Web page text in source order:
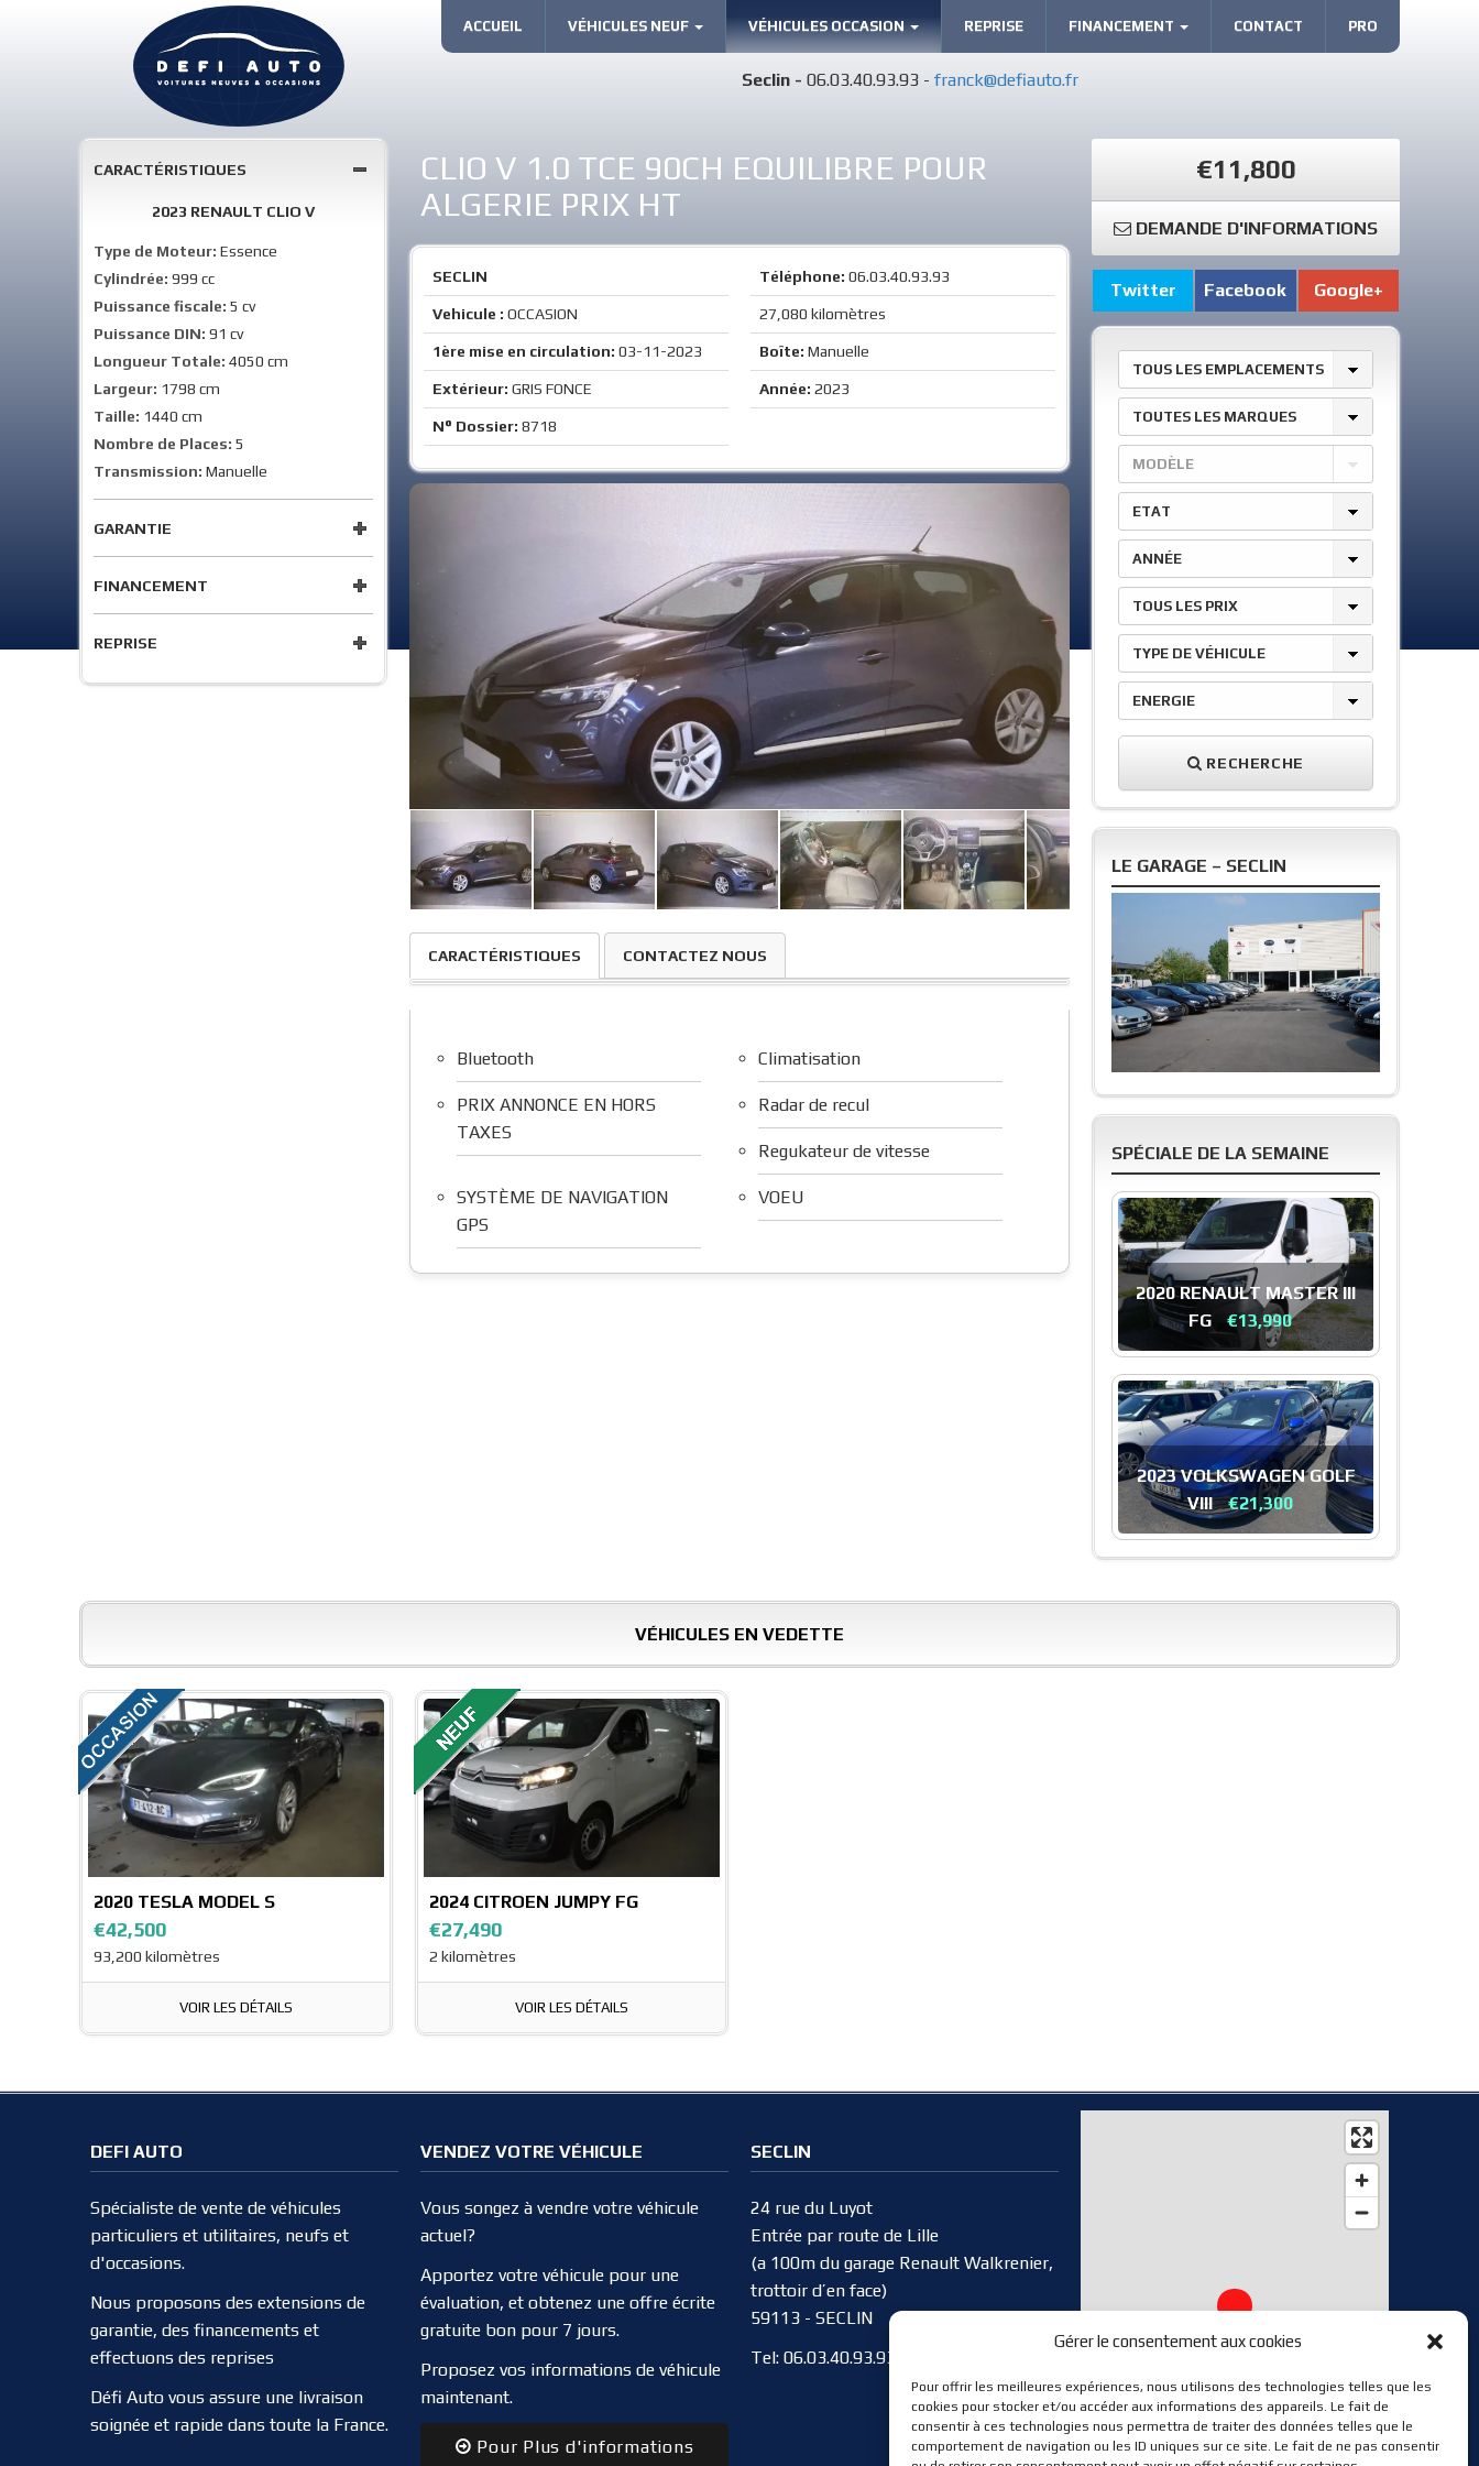
Gérer le consentement aux cookies
Pour offrir les meilleures expériences, nous utilisons des technologies telles que les
cookies pour stocker et/ou accéder aux informations des appareils. Le fait de
consentir à ces technologies nous permettra de traiter des données telles que le
comportement de navigation ou les ID uniques sur ce site. Le fait de ne pas consentir
ACCUEIL VÉHICULES NEUF VÉHICULES OCCASION REPRISE FINANCEMENT CONTACT PRO
Seclin - 06.03.40.93.93 - franck@defiauto.fr
CARACTÉRISTIQUES
2023 RENAULT CLIO V
Type de Moteur: Essence
Cylindrée: 999 cc
Puissance fiscale: 5 cv
Puissance DIN: 91 cv
Longueur Totale: 4050 cm
Largeur: 1798 cm
Taille: 1440 cm
Nombre de Places: 5
Transmission: Manuelle
GARANTIE
FINANCEMENT
REPRISE
CLIO V 1.0 TCE 90CH EQUILIBRE POUR
ALGERIE PRIX HT
SECLIN Téléphone: 06.03.40.93.93
Vehicule : OCCASION 27,080 kilomètres
1ère mise en circulation: 03-11-2023 Boîte: Manuelle
Extérieur: GRIS FONCE Année: 2023
N° Dossier: 8718
CARACTÉRISTIQUES CONTACTEZ NOUS
Bluetooth Climatisation
PRIX ANNONCE EN HORS
TAXES
Radar de recul
Regukateur de vitesse
SYSTÈME DE NAVIGATION
GPS
VOEU
€11,800
DEMANDE D'INFORMATIONS
Twitter Facebook Google+
TOUS LES EMPLACEMENTS
TOUTES LES MARQUES
MODÈLE
ETAT
ANNÉE
TOUS LES PRIX
TYPE DE VÉHICULE
ENERGIE
RECHERCHE
LE GARAGE – SECLIN
SPÉCIALE DE LA SEMAINE
2020 RENAULT MASTER III
FG
€13,990
2023 VOLKSWAGEN GOLF
VIII €21,300
VÉHICULES EN VEDETTE
2020 TESLA MODEL S
€42,500
93,200 kilomètres
VOIR LES DÉTAILS
2024 CITROEN JUMPY FG
€27,490
2 kilomètres
VOIR LES DÉTAILS
DEFI AUTO
Spécialiste de vente de véhicules
particuliers et utilitaires, neufs et
d'occasions.
Nous proposons des extensions de
garantie, des financements et
effectuons des reprises
Défi Auto vous assure une livraison
soignée et rapide dans toute la France.
VENDEZ VOTRE VÉHICULE
Vous songez à vendre votre véhicule
actuel?
Apportez votre véhicule pour une
évaluation, et obtenez une offre écrite
gratuite bon pour 7 jours.
Proposez vos informations de véhicule
maintenant.
Pour Plus d'informations
SECLIN
24 rue du Luyot
Entrée par route de Lille
(a 100m du garage Renault Walkrenier,
trottoir d’en face)
59113 - SECLIN
Tel: 06.03.40.93.93